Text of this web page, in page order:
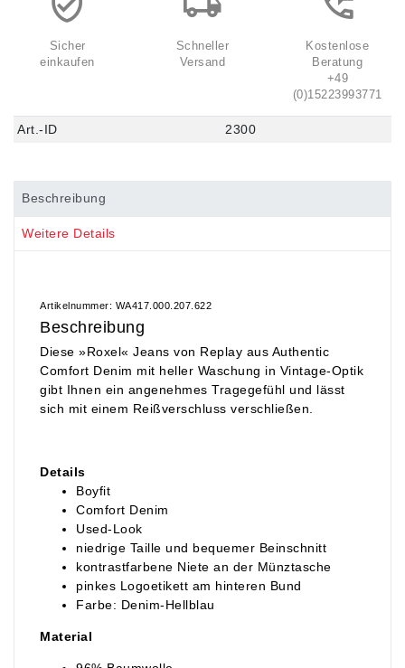
Sicher
einkaufen
Schneller
Versand
Kostenlose
Beratung
+49
(0)15223993771
Art.-ID 2300
Beschreibung
Weitere Details
Artikelnummer: WA417.000.207.622
Beschreibung
Diese »Roxel« Jeans von Replay aus Authentic
Comfort Denim mit heller Waschung in Vintage-Optik
gibt Ihnen ein angenehmes Tragegefühl und lässt
sich mit einem Reißverschluss verschließen.
Details
Boyfit
Comfort Denim
Used-Look
niedrige Taille und bequemer Beinschnitt
kontrastfarbene Niete an der Münztasche
pinkes Logoetikett am hinteren Bund
Farbe: Denim-Hellblau
Material